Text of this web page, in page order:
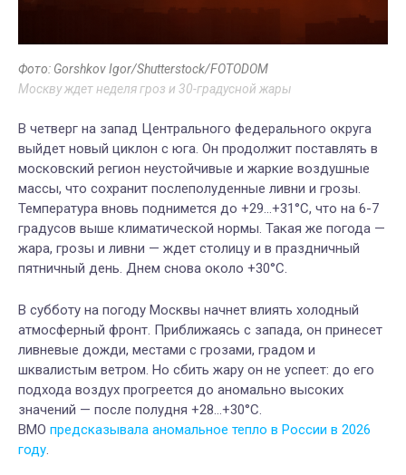
Фото: Gorshkov Igor/Shutterstock/FOTODOM
Москву ждет неделя гроз и 30-градусной жары
В четверг на запад Центрального федерального округа
выйдет новый циклон с юга. Он продолжит поставлять в
московский регион неустойчивые и жаркие воздушные
массы, что сохранит послеполуденные ливни и грозы.
Температура вновь поднимется до +29…+31°C, что на 6-7
градусов выше климатической нормы. Такая же погода —
жара, грозы и ливни — ждет столицу и в праздничный
пятничный день. Днем снова около +30°С.
В субботу на погоду Москвы начнет влиять холодный
атмосферный фронт. Приближаясь с запада, он принесет
ливневые дожди, местами с грозами, градом и
шквалистым ветром. Но сбить жару он не успеет: до его
подхода воздух прогреется до аномально высоких
значений — после полудня +28…+30°C.
ВМО предсказывала аномальное тепло в России в 2026
году.